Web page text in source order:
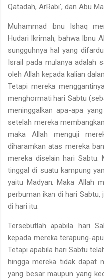
Qatadah, Ar­Rabi', dan Abu
Muhammad ibnu Ishaq
Hudari Ikrimah, bahwa Ibnu
sungguhnya hal yang
Israil pada mulanya adalah
oleh Allah kepada kalian
Tetapi mereka
menghormati hari Sab­tu
meninggalkan apa-apa
setelah mereka
maka Allah menguji
diharamkan atas mereka
mereka diselain hari Sabtu.
tinggal di suatu kampung
yaitu Madyan. Maka Allah
perbu­man ikan di hari Sabtu,
di hari itu.
Tersebutlah apabila hari
kepa­da mereka terapung-
Tetapi apa­bila hari Sabtu
hingga mereka tidak dapat
yang besar maupun yang